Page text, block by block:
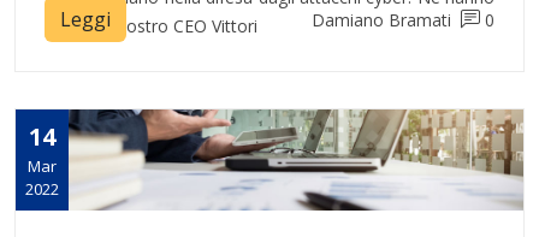
parlato il nostro CEO Vittori
Leggi Damiano Bramati 0
14
Mar
2022